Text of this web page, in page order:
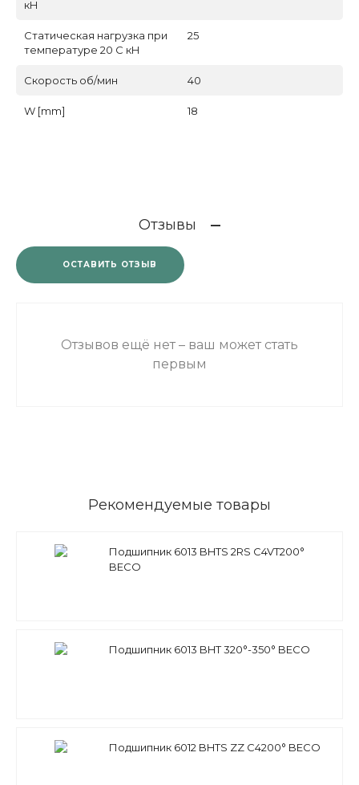
кН
Статическая нагрузка при
температуре 20 С кН
25
Скорость об/мин 40
W [mm] 18
Отзывы
ОСТАВИТЬ ОТЗЫВ
Отзывов ещё нет – ваш может стать
первым
Рекомендуемые товары
Подшипник 6013 BHTS 2RS C4VT200°
BECO
Подшипник 6013 BHT 320°-350° BECO
Подшипник 6012 BHTS ZZ C4200° BECO